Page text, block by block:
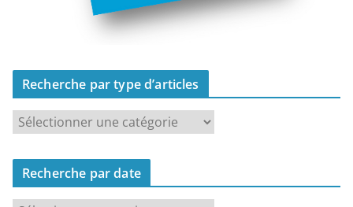
Recherche par type d’articles
c
e
Recherche par date